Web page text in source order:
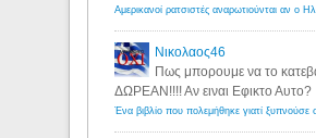
Νικολαος46
Πως μπορουμε να το
ΔΩΡΕΑΝ!!!! Αν ειναι Εφικτο Αυτο?